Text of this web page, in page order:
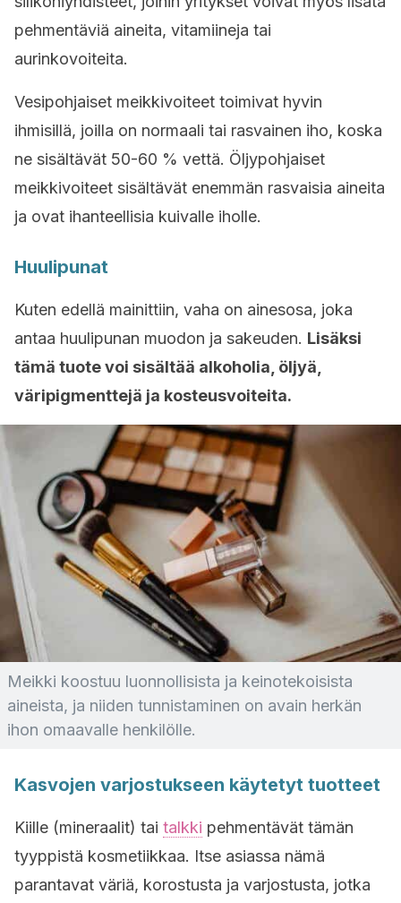
pehmentäviä aineita, vitamiineja tai
aurinkovoiteita.
Vesipohjaiset meikkivoiteet toimivat hyvin
ihmisillä, joilla on normaali tai rasvainen iho, koska
ne sisältävät 50-60 % vettä. Öljypohjaiset
meikkivoiteet sisältävät enemmän rasvaisia ​​aineita
ja ovat ihanteellisia kuivalle iholle.
Huulipunat
Kuten edellä mainittiin, vaha on ainesosa, joka
antaa huulipunan muodon ja sakeuden. Lisäksi
tämä tuote voi sisältää alkoholia, öljyä,
väripigmenttejä ja kosteusvoiteita.
Meikki koostuu luonnollisista ja keinotekoisista
aineista, ja niiden tunnistaminen on avain herkän
ihon omaavalle henkilölle.
Kasvojen varjostukseen käytetyt tuotteet
Kiille (mineraalit) tai talkki pehmentävät tämän
tyyppistä kosmetiikkaa. Itse asiassa nämä
parantavat väriä, korostusta ja varjostusta, jotka